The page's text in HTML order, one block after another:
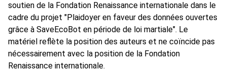
soutien de la Fondation Renaissance internationale dans le
cadre du projet "Plaidoyer en faveur des données ouvertes
grâce à SaveEcoBot en période de loi martiale". Le
matériel reflète la position des auteurs et ne coïncide pas
nécessairement avec la position de la Fondation
Renaissance internationale.